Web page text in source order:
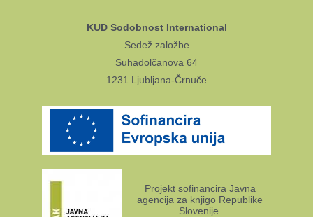
KUD Sodobnost International
Sedež založbe
Suhadolčanova 64
1231 Ljubljana-Črnuče
Projekt sofinancira Javna
agencija za knjigo Republike
Slovenije.